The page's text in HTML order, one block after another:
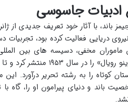
ادبیات جاسوسی
باند، با آثار خود تعریف جدیدی از
دریایی فعالیت کرده بود، تجربیات
ماموران مخفی، دسیسه های بین
پیشرفته حرف اول را می زدند. فلمینگ اولین رمان باند،
رمان و دو مجموعه داستان کوتاه را به رشته تحریر
باند و دنیای پیرامون او را، گاه با